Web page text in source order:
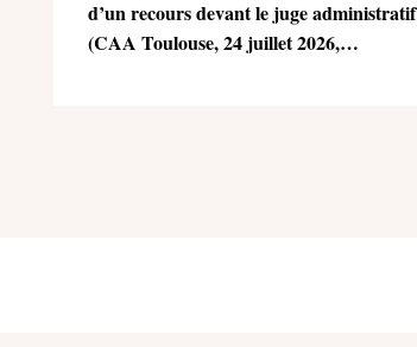
d’un recours devant le juge administratif
(CAA Toulouse, 24 juillet 2026,